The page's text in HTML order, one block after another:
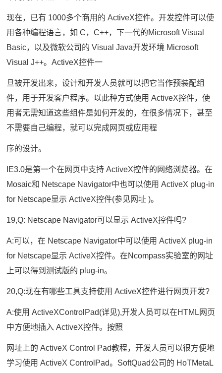
现在，已有 1000多个商用的 ActiveX控件。开发控件可以使
用各种编程语言，如 C，C++，下一代的Microsoft Visual
Basic，以及微软公司的 Visual Java开发环境 Microsoft
Visual J++。ActiveX控件一
旦被开发出来，设计和开发人员就可以把它当作预装配组
件，用于开发客户程序。以此种方式使用 ActiveX控件，使
用者无需知道这些组件是如何开发的，在很多情况下，甚至
不需要自己编程，就可以完成网页或应用程
序的设计。
IE3.0是第一个在网页中支持 ActiveX控件的网络浏览器。在
Mosaic和 Netscape Navigator中也可以使用 ActiveX plug-in
for Netscape显示 ActiveX控件(参见网址 )。
19,Q: Netscape Navigator可以显示 ActiveX控件吗?
A:可以，在 Netscape Navigator中可以使用 ActiveX plug-in
for Netscape显示 ActiveX控件。在Ncompass实验室的网址
上可以得到测试版的 plug-in。
20,Q:现在有哪些工具支持使用 ActiveX控件进行网页开发?
A:使用 ActiveXControlPad(详见),开发人员可以在HTML网页
中方便地插入 ActiveX控件。按照
网址上的 ActiveX Control Pad教程，开发人员可以很方便地
学习使用 ActiveX ControlPad。SoftQuad公司的 HoTMetaL